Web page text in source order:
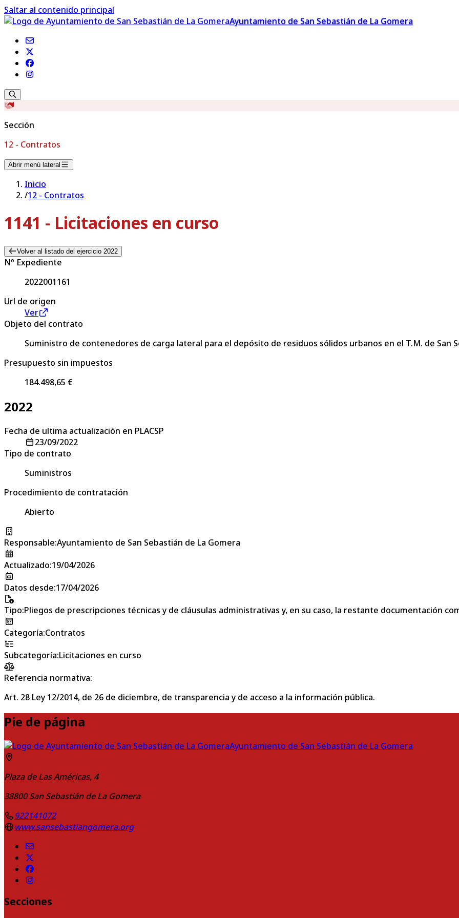
Saltar al contenido principal
Ayuntamiento de San Sebastián de La Gomera
Sección
12 - Contratos
Abrir menú lateral
Inicio
/12 - Contratos
1141 - Licitaciones en curso
Volver al listado del ejercicio 2022
Nº Expediente
2022001161
Url de origen
Ver
Objeto del contrato
Suministro de contenedores de carga lateral para el depósito de residuos sólidos urbanos en el T.M. de San
Presupuesto sin impuestos
184.498,65 €
2022
Fecha de ultima actualización en PLACSP
23/09/2022
Tipo de contrato
Suministros
Procedimiento de contratación
Abierto
Responsable:Ayuntamiento de San Sebastián de La Gomera
Actualizado:19/04/2026
Datos desde:17/04/2026
Tipo:Pliegos de prescripciones técnicas y de cláusulas administrativas y, en su caso, la restante documentación
Categoría:Contratos
Subcategoría:Licitaciones en curso
Referencia normativa:
Art. 28 Ley 12/2014, de 26 de diciembre, de transparencia y de acceso a la información pública.
Pie de página
Ayuntamiento de San Sebastián de La Gomera
Plaza de Las Américas, 4
38800 San Sebastián de La Gomera
922141072
www.sansebastiangomera.org
Secciones